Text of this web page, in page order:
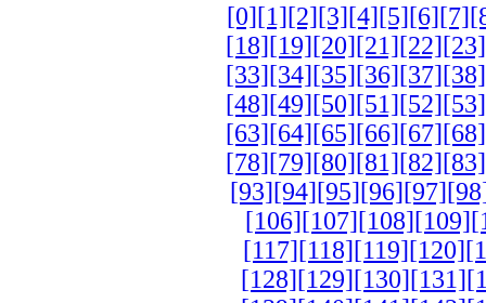
[0][1][2][3][4][5][6][7]
[18][19][20][21][22][23]
[33][34][35][36][37][38]
[48][49][50][51][52][53]
[63][64][65][66][67][68]
[78][79][80][81][82][83]
[93][94][95][96][97]
[106][107][108][109]
[117][118][119][120]
[128][129][130][131]